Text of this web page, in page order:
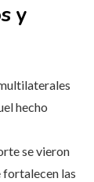
y
hecho
se vieron
fortalecen las